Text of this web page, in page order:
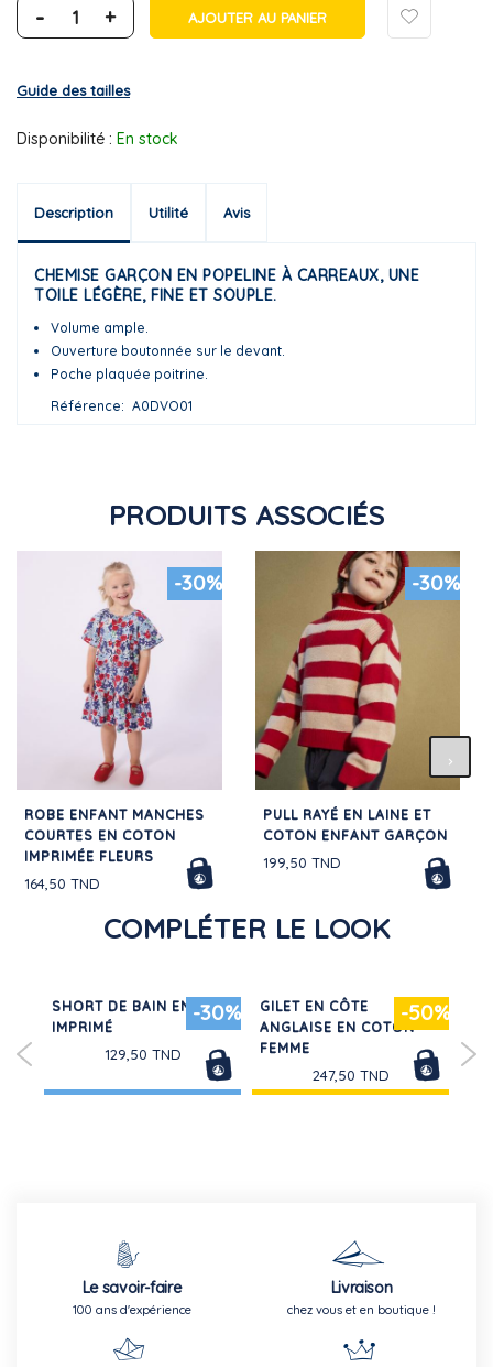
- + AJOUTER AU PANIER
Guide des tailles
Disponibilité : En stock
Description Utilité Avis
CHEMISE GARÇON EN POPELINE À CARREAUX, UNE
TOILE LÉGÈRE, FINE ET SOUPLE.
Volume ample.
Ouverture boutonnée sur le devant.
Poche plaquée poitrine.
Référence
A0DVO01
PRODUITS ASSOCIÉS
-30%
ROBE ENFANT MANCHES
COURTES EN COTON
IMPRIMÉE FLEURS
164,50 TND
-30%
PULL RAYÉ EN LAINE ET
COTON ENFANT GARÇON
199,50 TND
COMPLÉTER LE LOOK
-30%
SHORT DE BAIN ENFANT
IMPRIMÉ
129,50 TND
-50%
GILET EN CÔTE
ANGLAISE EN COTON
FEMME
247,50 TND
Le savoir-faire
100 ans d'expérience
Livraison
chez vous et en boutique !